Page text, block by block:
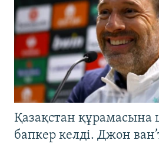
Қазақстан құрамасына
бапкер келді. Джон